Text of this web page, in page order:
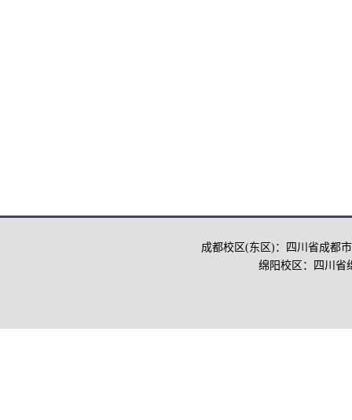
成都校区(东区)：四川省成都
绵阳校区：四川省